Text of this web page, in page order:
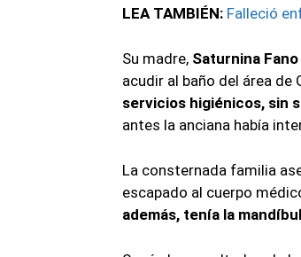
LEA TAMBIÉN: Falleció
Su madre, Saturnina
acudir al baño del área de
servicios higiénicos, sin
antes la anciana había
La consternada familia
escapado al cuerpo
además, tenía la